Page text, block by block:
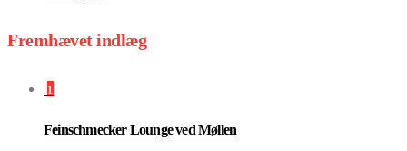
Fremhævet indlæg
1
Feinschmecker Lounge ved Møllen